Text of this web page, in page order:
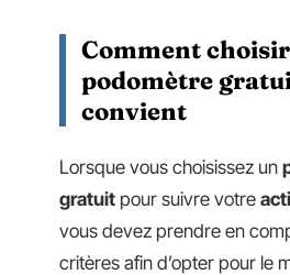
Comment
podomètre
convient
Lorsque vous choisissez un
gratuit pour suivre votre
vous devez prendre en
critères afin d’opter pour le